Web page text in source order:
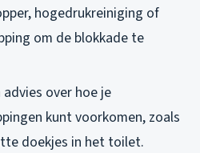
hogedrukreiniging of
om de blokkade te
advies over hoe je
kunt voorkomen, zoals
doekjes in het toilet.